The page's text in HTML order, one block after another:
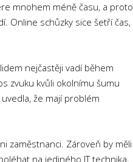
mnohem méně času, a proto
Online schůzky sice šetří čas,
nejčastěji vadí během
zvuku kvůli okolnímu šumu
že mají problém
zaměstnanci. Zároveň by měli
na jediného IT technika,